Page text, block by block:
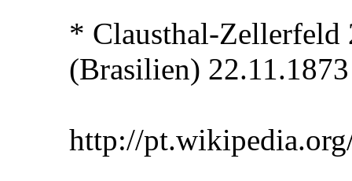
* Clausthal-Zellerfeld
(Brasilien) 22.11.1873
http://